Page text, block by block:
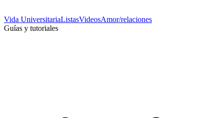
Vida UniversitariaListasVideosAmor/relaciones
Guías y tutoriales